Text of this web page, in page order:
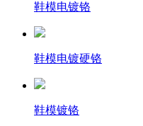
鞋模电镀铬
鞋模电镀硬铬
鞋模镀铬